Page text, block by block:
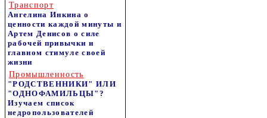
Транспорт
Ангелина Инкина о
ценности каждой минуты и
Артем Денисов о силе
рабочей привычки и
главном стимуле своей
жизни
Промышленность
"РОДСТВЕННИКИ" ИЛИ
"ОДНОФАМИЛЬЦЫ"?
Изучаем список
недропользователей